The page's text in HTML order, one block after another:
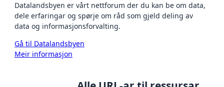
Datalandsbyen er vårt nettforum der du kan be om data,
dele erfaringar og spørje om råd som gjeld deling av
data og informasjonsforvalting.
Gå til Datalandsbyen
Meir informasjon